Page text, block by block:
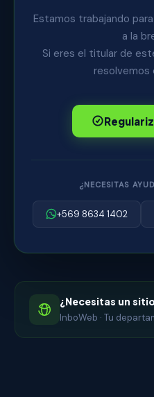
Estamos trabajando
a la
Si eres el titular de
resolvemos
¿NECESITAS
+569 8634 1402
¿Necesitas un
InboWeb · Tu